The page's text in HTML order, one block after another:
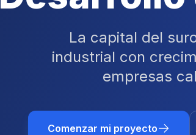
La capital del
industrial con
empresas
Comenzar mi proyecto